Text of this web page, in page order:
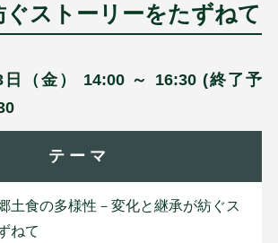
ぐストーリーをたずねて
日（金） 14:00 ～ 16:30 (終了予
テ ー マ
土食の多様性－変化と継承が紡ぐス
ねて